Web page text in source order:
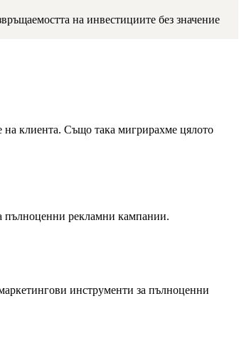
на инвестициите без значение
на клиента. Също така мигрирахме цялото
пълноценни рекламни кампании.
инструменти за пълноценни